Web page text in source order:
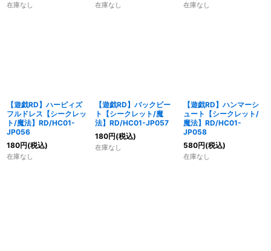
在庫なし 在庫なし 在庫なし
【遊戯RD】ハーピィズ
フルドレス【シークレッ
ト/魔法】RD/HC01-
JP056
180円(税込)
在庫なし
【遊戯RD】バックビー
ト【シークレット/魔
法】RD/HC01-JP057
180円(税込)
在庫なし
【遊戯RD】ハンマーシ
ュート【シークレット/
魔法】RD/HC01-
JP058
580円(税込)
在庫なし